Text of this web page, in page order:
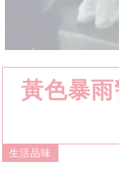
黃色暴
生活品味